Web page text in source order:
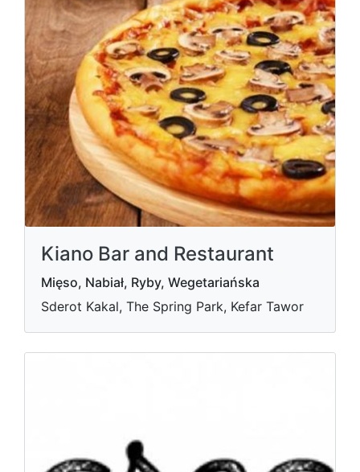
Kiano Bar and Restaurant
Mięso, Nabiał, Ryby, Wegetariańska
Sderot Kakal, The Spring Park, Kefar Tawor